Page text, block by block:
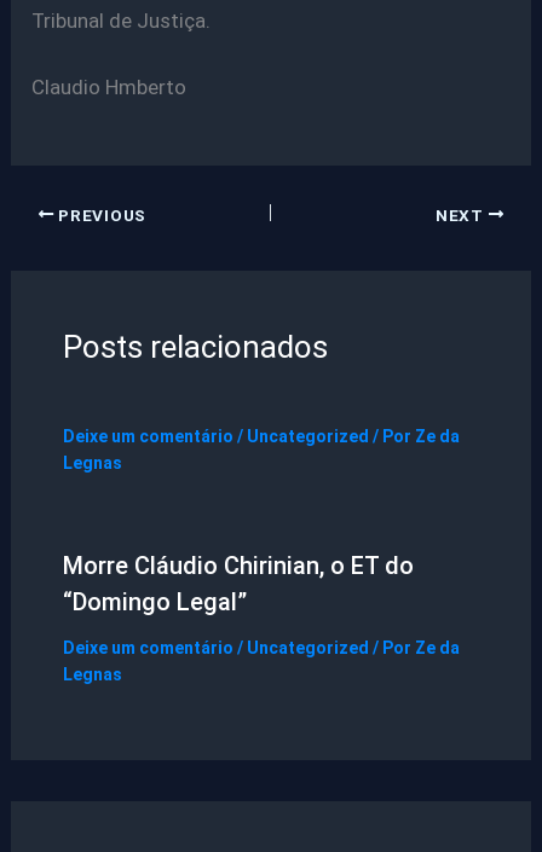
Tribunal de Justiça.
Claudio Hmberto
PREVIOUS NEXT
Posts relacionados
Deixe um comentário / Uncategorized / Por Ze da
Legnas
Morre Cláudio Chirinian, o ET do
“Domingo Legal”
Deixe um comentário / Uncategorized / Por Ze da
Legnas